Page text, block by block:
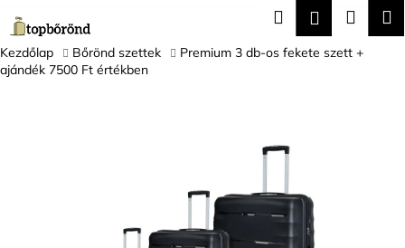
tartalomhoz
Keresés Kosár
Kezdőlap Bőrönd szettek
Premium 3 db-os fekete szett +
ajándék 7500 Ft értékben
o
s
á
Vissza
Vissza